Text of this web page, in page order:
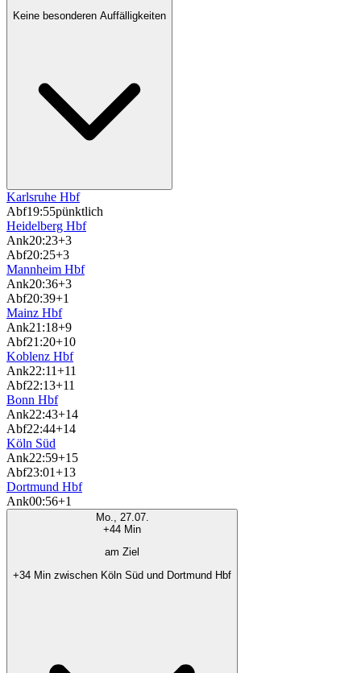
Keine besonderen Auffälligkeiten
Karlsruhe Hbf
Abf19:55pünktlich
Heidelberg Hbf
Ank20:23+3
Abf20:25+3
Mannheim Hbf
Ank20:36+3
Abf20:39+1
Mainz Hbf
Ank21:18+9
Abf21:20+10
Koblenz Hbf
Ank22:11+11
Abf22:13+11
Bonn Hbf
Ank22:43+14
Abf22:44+14
Köln Süd
Ank22:59+15
Abf23:01+13
Dortmund Hbf
Ank00:56+1
Mo., 27.07.
+44 Min
am Ziel
+34 Min zwischen Köln Süd und Dortmund Hbf